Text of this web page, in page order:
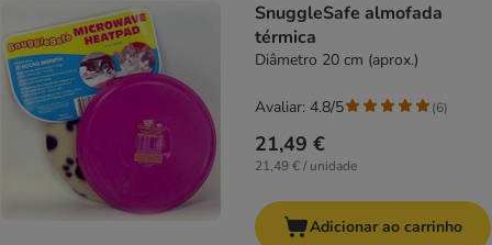
SnuggleSafe almofada
térmica
Diâmetro 20 cm (aprox.)
21,49 €
21,49 € / unidade
Avaliar: 4.8/5 (6)
Adicionar ao carrinho